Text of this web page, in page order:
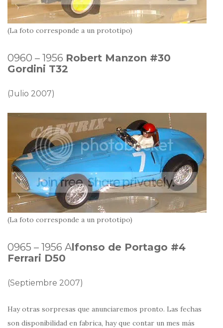
(La foto corresponde a un prototipo)
0960 – 1956 Robert Manzon #30
Gordini T32
(Julio 2007)
(La foto corresponde a un prototipo)
0965 – 1956 Alfonso de Portago #4
Ferrari D50
(Septiembre 2007)
Hay otras sorpresas que anunciaremos pronto. Las fechas
son disponibilidad en fabrica, hay que contar un mes más